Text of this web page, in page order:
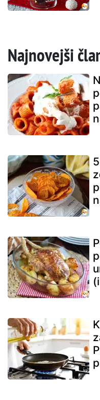
Najnovejši